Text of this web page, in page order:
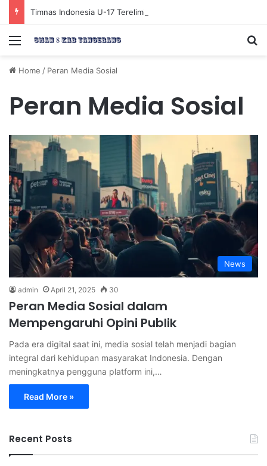
Menu
Home / Peran Media Sosial
Peran Media Sosial
News
admin April 21, 2025 30
Peran Media Sosial dalam
Mempengaruhi Opini Publik
Pada era digital saat ini, media sosial telah menjadi bagian
integral dari kehidupan masyarakat Indonesia. Dengan
meningkatnya pengguna platform ini,…
Read More »
Recent Posts